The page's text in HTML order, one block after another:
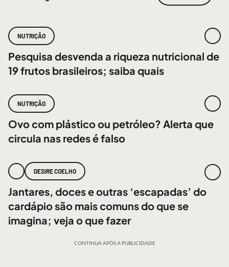
NUTRIÇÃO
Pesquisa desvenda a riqueza nutricional de
19 frutos brasileiros; saiba quais
NUTRIÇÃO
Ovo com plástico ou petróleo? Alerta que
circula nas redes é falso
DESIRE COELHO
Jantares, doces e outras ‘escapadas’ do
cardápio são mais comuns do que se
imagina; veja o que fazer
CONTINUA APÓS A PUBLICIDADE